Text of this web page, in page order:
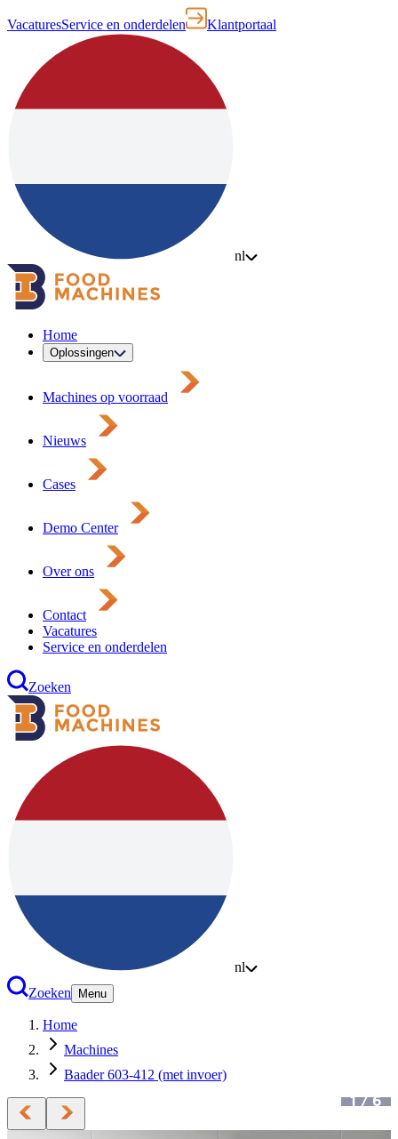
VacaturesService en onderdelen Klantportaal
nl
Home
Oplossingen
Machines op voorraad
Nieuws
Cases
Demo Center
Over ons
Contact
Vacatures
Service en onderdelen
Zoeken
nl
Zoeken
Menu
Home
Machines
Baader 603-412 (met invoer)
1/6